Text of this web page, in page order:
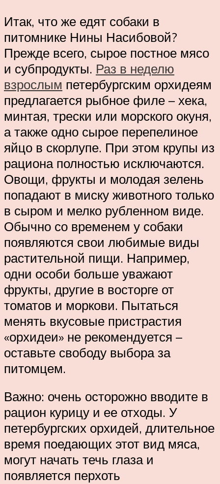
Итак, что же едят собаки в
питомнике Нины Насибовой?
Прежде всего, сырое постное мясо
и субпродукты. Раз в неделю
взрослым петербургским орхидеям
предлагается рыбное филе – хека,
минтая, трески или морского окуня,
а также одно сырое перепелиное
яйцо в скорлупе. При этом крупы из
рациона полностью исключаются.
Овощи, фрукты и молодая зелень
попадают в миску животного только
в сыром и мелко рубленном виде.
Обычно со временем у собаки
появляются свои любимые виды
растительной пищи. Например,
одни особи больше уважают
фрукты, другие в восторге от
томатов и моркови. Пытаться
менять вкусовые пристрастия
«орхидеи» не рекомендуется –
оставьте свободу выбора за
питомцем.
Важно: очень осторожно вводите в
рацион курицу и ее отходы. У
петербургских орхидей, длительное
время поедающих этот вид мяса,
могут начать течь глаза и
появляется перхоть